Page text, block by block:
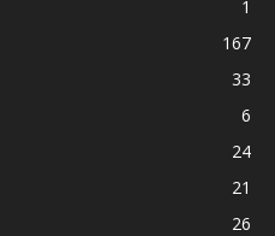
1
167
33
6
24
21
26